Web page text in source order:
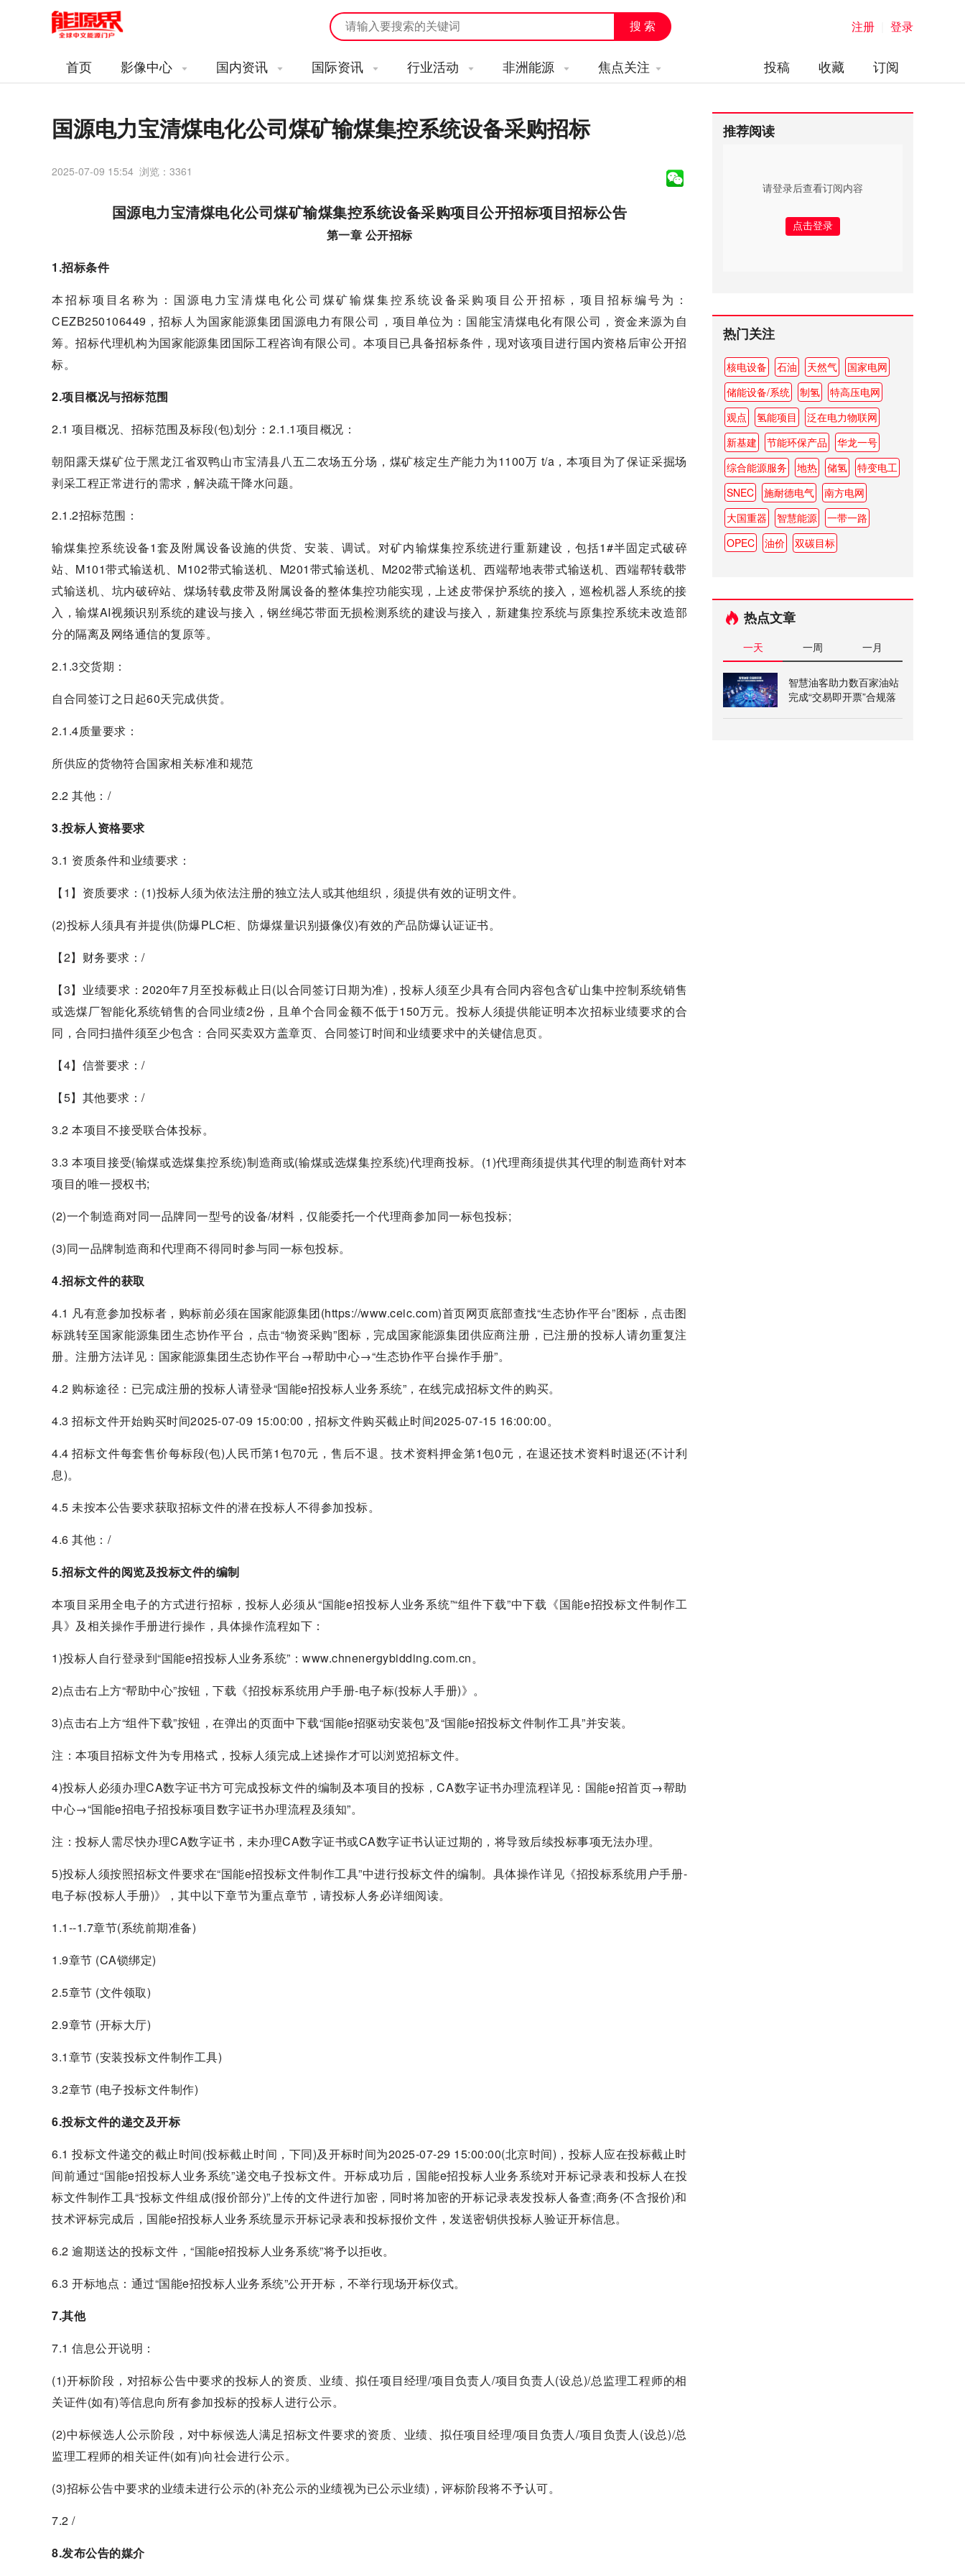
注册 登录
首页 影像中心 国内资讯 国际资讯 行业活动 非洲能源 焦点关注 订阅
收藏
投稿
国源电力宝清煤电化公司煤矿输煤集控系统设备采购招标
2025-07-09 15:54 浏览： 3361
国源电力宝清煤电化公司煤矿输煤集控系统设备采购项目公开招标项目招标公告
第一章 公开招标
1.招标条件
本招标项目名称为：国源电力宝清煤电化公司煤矿输煤集控系统设备采购项目公开招标，项目招标编号为：
CEZB250106449，招标人为国家能源集团国源电力有限公司，项目单位为：国能宝清煤电化有限公司，资金来源为自
筹。招标代理机构为国家能源集团国际工程咨询有限公司。本项目已具备招标条件，现对该项目进行国内资格后审公开招
标。
2.项目概况与招标范围
2.1 项目概况、招标范围及标段(包)划分：2.1.1项目概况：
朝阳露天煤矿位于黑龙江省双鸭山市宝清县八五二农场五分场，煤矿核定生产能力为1100万 t/a，本项目为了保证采掘场
剥采工程正常进行的需求，解决疏干降水问题。
2.1.2招标范围：
输煤集控系统设备1套及附属设备设施的供货、安装、调试。对矿内输煤集控系统进行重新建设，包括1#半固定式破碎
站、M101带式输送机、M102带式输送机、M201带式输送机、M202带式输送机、西端帮地表带式输送机、西端帮转载带
式输送机、坑内破碎站、煤场转载皮带及附属设备的整体集控功能实现，上述皮带保护系统的接入，巡检机器人系统的接
入，输煤AI视频识别系统的建设与接入，钢丝绳芯带面无损检测系统的建设与接入，新建集控系统与原集控系统未改造部
分的隔离及网络通信的复原等。
2.1.3交货期：
自合同签订之日起60天完成供货。
2.1.4质量要求：
所供应的货物符合国家相关标准和规范
2.2 其他：/
3.投标人资格要求
3.1 资质条件和业绩要求：
【1】资质要求：(1)投标人须为依法注册的独立法人或其他组织，须提供有效的证明文件。
(2)投标人须具有并提供(防爆PLC柜、防爆煤量识别摄像仪)有效的产品防爆认证证书。
【2】财务要求：/
【3】业绩要求：2020年7月至投标截止日(以合同签订日期为准)，投标人须至少具有合同内容包含矿山集中控制系统销售
或选煤厂智能化系统销售的合同业绩2份，且单个合同金额不低于150万元。投标人须提供能证明本次招标业绩要求的合
同，合同扫描件须至少包含：合同买卖双方盖章页、合同签订时间和业绩要求中的关键信息页。
【4】信誉要求：/
【5】其他要求：/
3.2 本项目不接受联合体投标。
3.3 本项目接受(输煤或选煤集控系统)制造商或(输煤或选煤集控系统)代理商投标。(1)代理商须提供其代理的制造商针对本
项目的唯一授权书;
(2)一个制造商对同一品牌同一型号的设备/材料，仅能委托一个代理商参加同一标包投标;
(3)同一品牌制造商和代理商不得同时参与同一标包投标。
4.招标文件的获取
4.1 凡有意参加投标者，购标前必须在国家能源集团(https://www.ceic.com)首页网页底部查找“生态协作平台”图标，点击图
标跳转至国家能源集团生态协作平台，点击“物资采购”图标，完成国家能源集团供应商注册，已注册的投标人请勿重复注
册。注册方法详见：国家能源集团生态协作平台→帮助中心→“生态协作平台操作手册”。
4.2 购标途径：已完成注册的投标人请登录“国能e招投标人业务系统”，在线完成招标文件的购买。
4.3 招标文件开始购买时间2025-07-09 15:00:00，招标文件购买截止时间2025-07-15 16:00:00。
4.4 招标文件每套售价每标段(包)人民币第1包70元，售后不退。技术资料押金第1包0元，在退还技术资料时退还(不计利
息)。
4.5 未按本公告要求获取招标文件的潜在投标人不得参加投标。
4.6 其他：/
5.招标文件的阅览及投标文件的编制
本项目采用全电子的方式进行招标，投标人必须从“国能e招投标人业务系统”“组件下载”中下载《国能e招投标文件制作工
具》及相关操作手册进行操作，具体操作流程如下：
1)投标人自行登录到“国能e招投标人业务系统”：www.chnenergybidding.com.cn。
2)点击右上方“帮助中心”按钮，下载《招投标系统用户手册-电子标(投标人手册)》。
3)点击右上方“组件下载”按钮，在弹出的页面中下载“国能e招驱动安装包”及“国能e招投标文件制作工具”并安装。
注：本项目招标文件为专用格式，投标人须完成上述操作才可以浏览招标文件。
4)投标人必须办理CA数字证书方可完成投标文件的编制及本项目的投标，CA数字证书办理流程详见：国能e招首页→帮助
中心→“国能e招电子招投标项目数字证书办理流程及须知”。
注：投标人需尽快办理CA数字证书，未办理CA数字证书或CA数字证书认证过期的，将导致后续投标事项无法办理。
5)投标人须按照招标文件要求在“国能e招投标文件制作工具”中进行投标文件的编制。具体操作详见《招投标系统用户手册-
电子标(投标人手册)》，其中以下章节为重点章节，请投标人务必详细阅读。
1.1--1.7章节(系统前期准备)
1.9章节 (CA锁绑定)
2.5章节 (文件领取)
2.9章节 (开标大厅)
3.1章节 (安装投标文件制作工具)
3.2章节 (电子投标文件制作)
6.投标文件的递交及开标
6.1 投标文件递交的截止时间(投标截止时间，下同)及开标时间为2025-07-29 15:00:00(北京时间)，投标人应在投标截止时
间前通过“国能e招投标人业务系统”递交电子投标文件。开标成功后，国能e招投标人业务系统对开标记录表和投标人在投
标文件制作工具“投标文件组成(报价部分)”上传的文件进行加密，同时将加密的开标记录表发投标人备查;商务(不含报价)和
技术评标完成后，国能e招投标人业务系统显示开标记录表和投标报价文件，发送密钥供投标人验证开标信息。
6.2 逾期送达的投标文件，“国能e招投标人业务系统”将予以拒收。
6.3 开标地点：通过“国能e招投标人业务系统”公开开标，不举行现场开标仪式。
7.其他
7.1 信息公开说明：
(1)开标阶段，对招标公告中要求的投标人的资质、业绩、拟任项目经理/项目负责人/项目负责人(设总)/总监理工程师的相
关证件(如有)等信息向所有参加投标的投标人进行公示。
(2)中标候选人公示阶段，对中标候选人满足招标文件要求的资质、业绩、拟任项目经理/项目负责人/项目负责人(设总)/总
监理工程师的相关证件(如有)向社会进行公示。
(3)招标公告中要求的业绩未进行公示的(补充公示的业绩视为已公示业绩)，评标阶段将不予认可。
7.2 /
8.发布公告的媒介
推荐阅读
请登录后查看订阅内容
热门关注
核电设备 石油 天然气
国家电网
储能设备/系统
制氢
特高压电网
观点
氢能项目
泛在电力物联网
新基建
节能环保产品
华龙一号
综合能源服务
地热 储氢
特变电工
SNEC
施耐德电气
南方电网
大国重器
智慧能源
一带一路
OPEC
油价 双碳目标
热点文章
一天 一周 一月
智慧油客助力数百家油站
完成“交易即开票”合规落